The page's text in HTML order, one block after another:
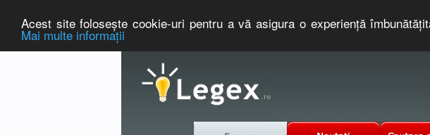
Acest site foloseşte cookie-uri pentru a vă asigura o experienţă
Mai multe informaţii